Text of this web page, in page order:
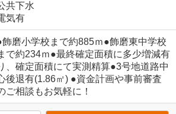
共下水
気有
飾磨小学校まで約885ｍ●飾磨東中学校
で約234ｍ●最終確定面積に多少増減有
、確定面積にて実測精算●3号地道路中
後退有(1.86㎡) ●資金計画や事前審査
ご相談もお気軽に！